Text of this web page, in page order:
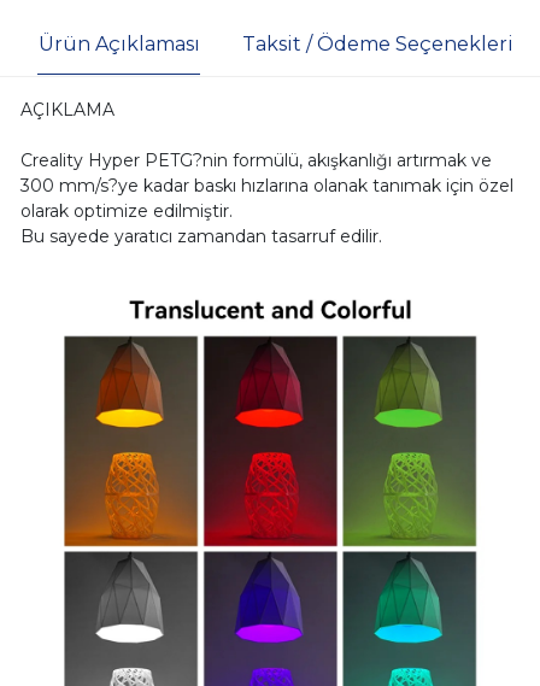
Ürün Açıklaması Taksit / Ödeme Seçenekleri
AÇIKLAMA
Creality Hyper PETG?nin formülü, akışkanlığı artırmak ve
300 mm/s?ye kadar baskı hızlarına olanak tanımak için özel
olarak optimize edilmiştir.
Bu sayede yaratıcı zamandan tasarruf edilir.